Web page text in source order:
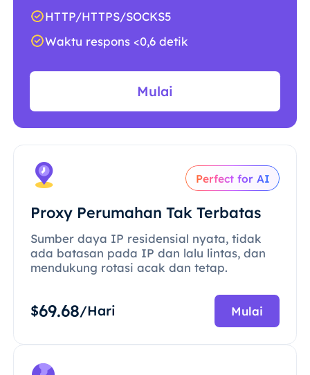
HTTP/HTTPS/SOCKS5
Waktu respons <0,6 detik
Mulai
Perfect for AI
Proxy Perumahan Tak Terbatas
Sumber daya IP residensial nyata, tidak
ada batasan pada IP dan lalu lintas, dan
mendukung rotasi acak dan tetap.
$69.68/Hari Mulai